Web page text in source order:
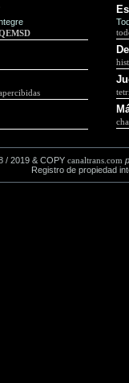
/ 2019 & COPYcanaltrans.com
Registro de propiedad